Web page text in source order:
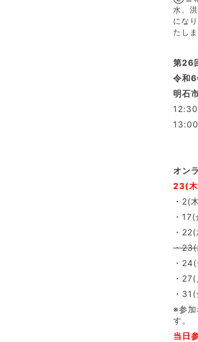
水、
にな
たしま
第26
令和
明石
オン
23(木
・2(
・
・
・
・
・
・
※参加
す。
当日